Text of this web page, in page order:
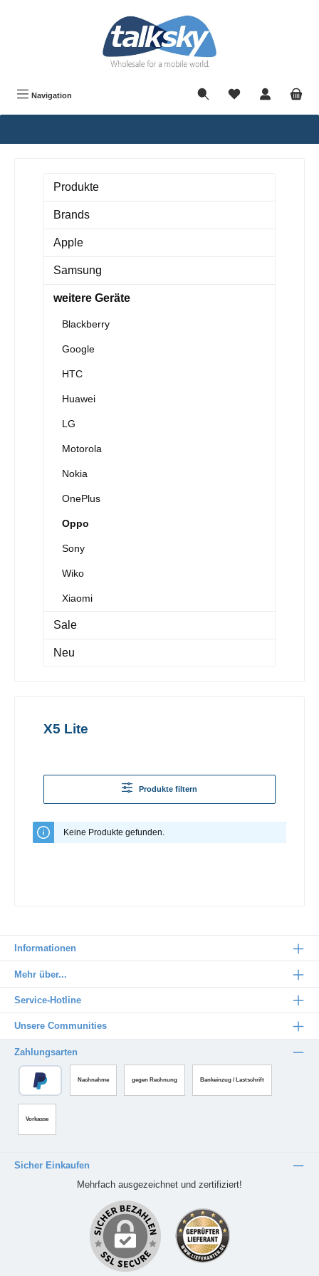
Navigation
Produkte
Brands
Apple
Samsung
weitere Geräte
Blackberry
Google
HTC
Huawei
LG
Motorola
Nokia
OnePlus
Oppo
Sony
Wiko
Xiaomi
Sale
Neu
X5 Lite
Produkte filtern
Keine Produkte gefunden.
Informationen
Mehr über...
Service-Hotline
Unsere Communities
Zahlungsarten
Nachnahme gegen Rechnung Bankeinzug / Lastschrift
Vorkasse
Sicher Einkaufen
Mehrfach ausgezeichnet und zertifiziert!